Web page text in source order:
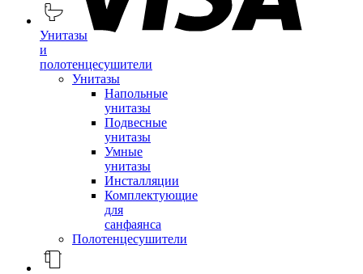
Унитазы
и
полотенцесушители
Унитазы
Напольные
унитазы
Подвесные
унитазы
Умные
унитазы
Инсталляции
Комплектующие
для
санфаянса
Полотенцесушители